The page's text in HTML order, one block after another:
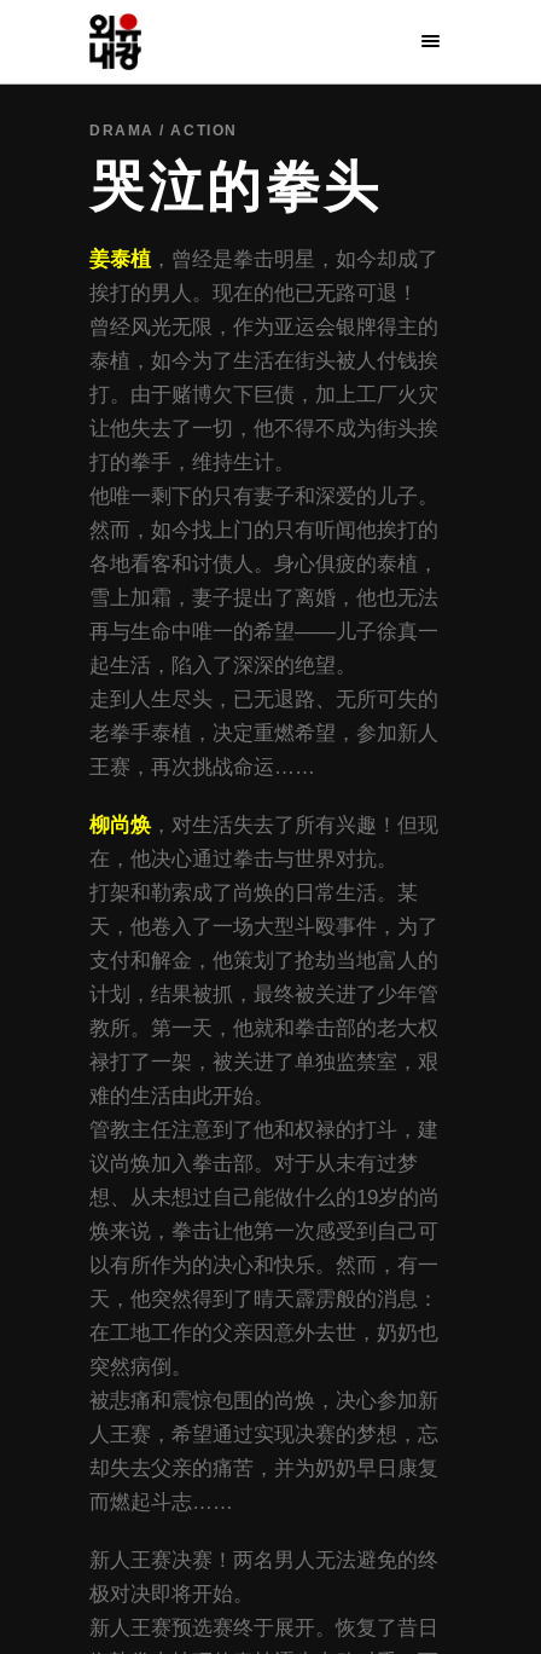
DRAMA / ACTION
哭泣的拳头
姜泰植 ，曾经是拳击明星，如今却成了
挨打的男人。现在的他已无路可退！
曾经风光无限，作为亚运会银牌得主的
泰植，如今为了生活在街头被人付钱挨
打。由于赌博欠下巨债，加上工厂火灾
让他失去了一切，他不得不成为街头挨
打的拳手，维持生计。
他唯一剩下的只有妻子和深爱的儿子。
然而，如今找上门的只有听闻他挨打的
各地看客和讨债人。身心俱疲的泰植，
雪上加霜，妻子提出了离婚，他也无法
再与生命中唯一的希望——儿子徐真一
起生活，陷入了深深的绝望。
走到人生尽头，已无退路、无所可失的
老拳手泰植，决定重燃希望，参加新人
王赛，再次挑战命运……
柳尚焕，对生活失去了所有兴趣！但现
在，他决心通过拳击与世界对抗。
打架和勒索成了尚焕的日常生活。某
天，他卷入了一场大型斗殴事件，为了
支付和解金，他策划了抢劫当地富人的
计划，结果被抓，最终被关进了少年管
教所。第一天，他就和拳击部的老大权
禄打了一架，被关进了单独监禁室，艰
难的生活由此开始。
管教主任注意到了他和权禄的打斗，建
议尚焕加入拳击部。对于从未有过梦
想、从未想过自己能做什么的19岁的尚
焕来说，拳击让他第一次感受到自己可
以有所作为的决心和快乐。然而，有一
天，他突然得到了晴天霹雳般的消息：
在工地工作的父亲因意外去世，奶奶也
突然病倒。
被悲痛和震惊包围的尚焕，决心参加新
人王赛，希望通过实现决赛的梦想，忘
却失去父亲的痛苦，并为奶奶早日康复
而燃起斗志……
新人王赛决赛！两名男人无法避免的终
极对决即将开始。
新人王赛预选赛终于展开。恢复了昔日